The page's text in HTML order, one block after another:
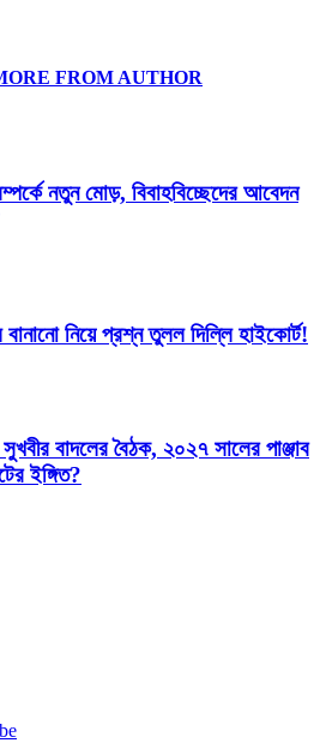
FROM AUTHOR
নতুন মোড়, বিবাহবিচ্ছেদের আবেদন
নিয়ে প্রশ্ন তুলল দিল্লি হাইকোর্ট!
সুখবীর বাদলের বৈঠক, ২০২৭ সালের পাঞ্জাব
ইঙ্গিত?